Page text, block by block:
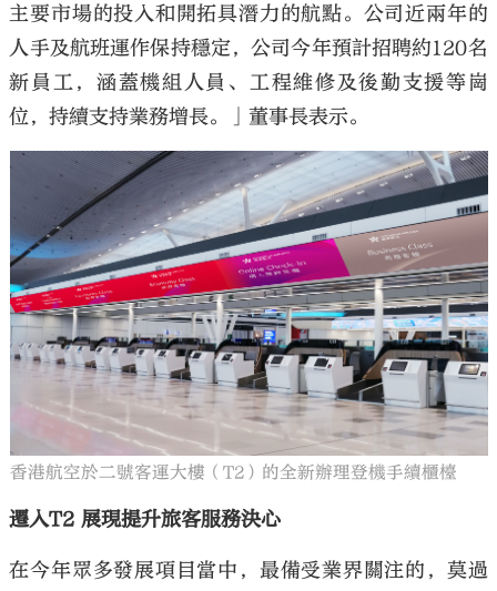
主要市場的投入和開拓具潛力的航點。公司近兩年的
人手及航班運作保持穩定，公司今年預計招聘約120名
新員工，涵蓋機組人員、工程維修及後勤支援等崗
位，持續支持業務增長。」董事長表示。
香港航空於二號客運大樓（T2）的全新辦理登機手續櫃檯
遷入T2 展現提升旅客服務決心
在今年眾多發展項目當中，最備受業界關注的，莫過